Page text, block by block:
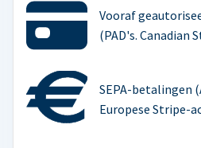
Vooraf
(PAD's. Canadian
SEPA-betalingen
Europese Stripe-